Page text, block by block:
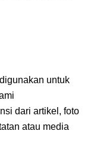
untuk
dari artikel, foto
atau media